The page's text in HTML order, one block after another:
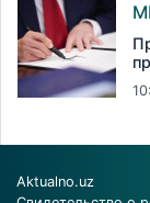
Aktualno.uz